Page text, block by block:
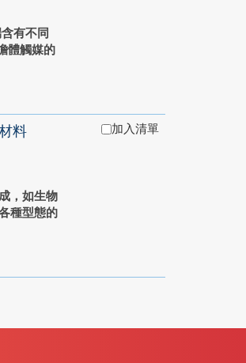
有不同
體觸媒的
料
，如生物
種型態的
加入清單